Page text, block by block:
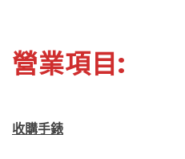
營業項目:
收購手錶